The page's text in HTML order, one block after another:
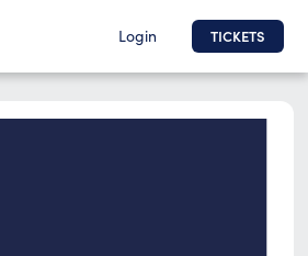
Login TICKETS